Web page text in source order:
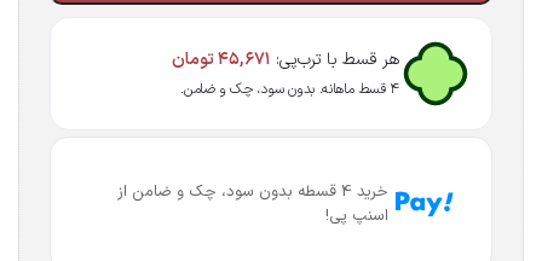
هر قسط با ترب‌پی: ۴۵,۶۷۱تومان
۴ قسط ماهانه. بدون سود، چک و ضامن.
خرید 4 قسطه بدون سود، چک و ضامن از
اسنپ پی!